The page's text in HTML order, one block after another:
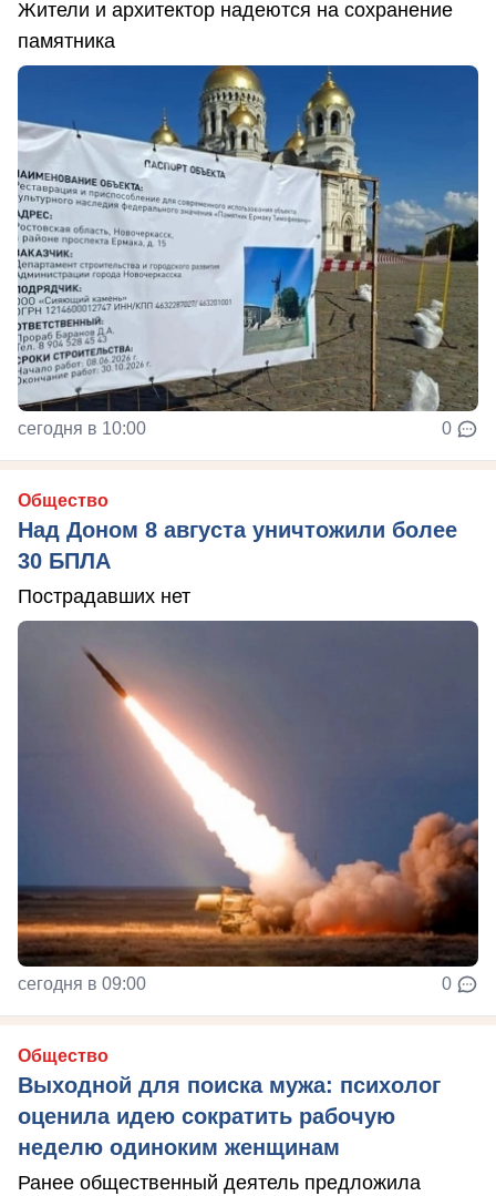
Жители и архитектор надеются на сохранение
памятника
сегодня в 10:00 0
Общество
Над Доном 8 августа уничтожили более
30 БПЛА
Пострадавших нет
сегодня в 09:00 0
Общество
Выходной для поиска мужа: психолог
оценила идею сократить рабочую
неделю одиноким женщинам
Ранее общественный деятель предложила